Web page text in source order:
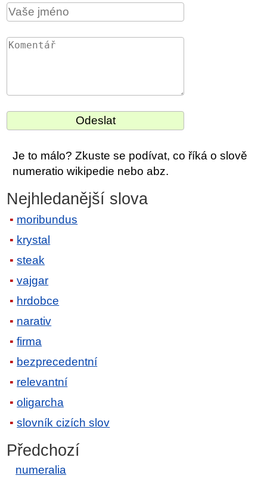
Je to málo? Zkuste se podívat, co říká o slově
numeratio wikipedie nebo abz.
Nejhledanější slova
moribundus
krystal
steak
vajgar
hrdobce
narativ
firma
bezprecedentní
relevantní
oligarcha
slovník cizích slov
Předchozí
numeralia